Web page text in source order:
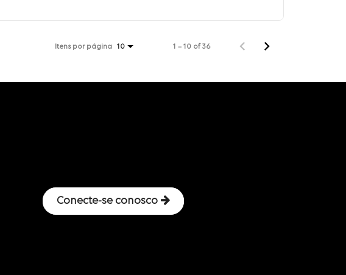
Itens por página 10 1 – 10 of 36
Conecte-se conosco